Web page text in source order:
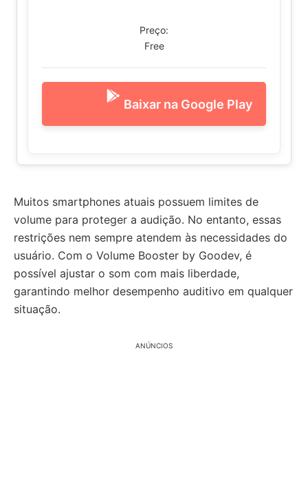
Preço:
Free
Baixar na Google Play
Muitos smartphones atuais possuem limites de
volume para proteger a audição. No entanto, essas
restrições nem sempre atendem às necessidades do
usuário. Com o Volume Booster by Goodev, é
possível ajustar o som com mais liberdade,
garantindo melhor desempenho auditivo em qualquer
situação.
ANÚNCIOS